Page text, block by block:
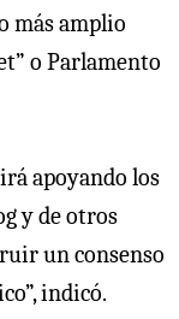
más amplio
o Parlamento
apoyando los
y de otros
un consenso
indicó.